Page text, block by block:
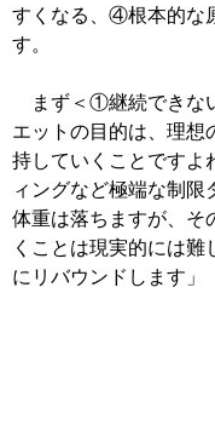
すくなる、④根本的な
す。
まず＜①継続できな
エットの目的は、理想
持していくことです
ィングなど極端な制限
体重は落ちますが、そ
くことは現実的には
にリバウンドします」